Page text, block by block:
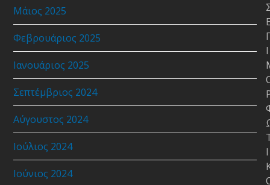
Μάιος 2025
Φεβρουάριος 2025
Ιανουάριος 2025
Σεπτέμβριος 2024
Αύγουστος 2024
Ιούλιος 2024
Ιούνιος 2024
Ι
Ι